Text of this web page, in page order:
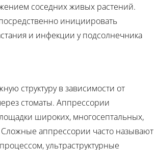
соседних живых растений.
инициировать
и инфекции у подсолнечника
структуру в зависимости от
стоматы. Аппрессории
широких, многосептальных,
аппрессории часто называют
ультраструктурные